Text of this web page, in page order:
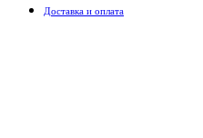
Доставка и оплата